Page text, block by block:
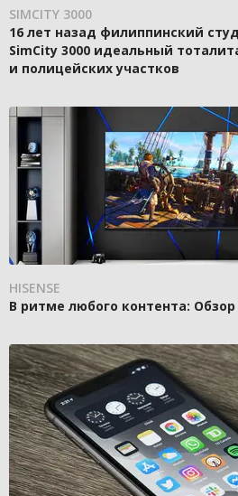
SIMCITY 3000
16 лет назад филиппинский
SimCity 3000 идеальный
и полицейских участков
HISENSE
В ритме любого контента: Обзор